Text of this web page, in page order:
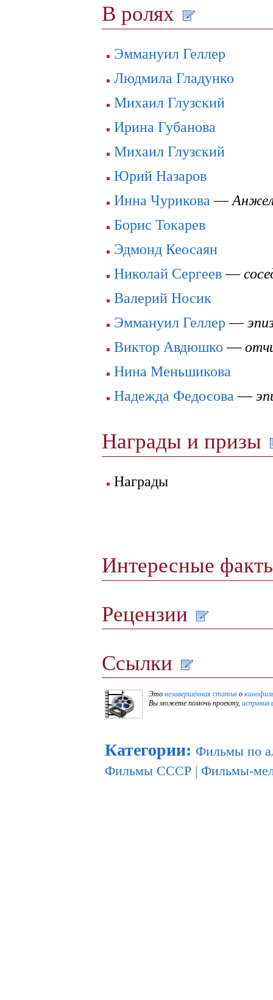
В ролях
Эммануил Геллер
Людмила Гладунко
Михаил Глузский
Ирина Губанова
Михаил Глузский
Юрий Назаров
Инна Чурикова —
Борис Токарев
Эдмонд Кеосаян
Николай Сергеев—
Валерий Носик
Эммануил Геллер —
Виктор Авдюшко —
Нина Меньшикова
Надежда Федосова —
Награды и призы
Награды
Интересные
Рецензии
Ссылки
Это незавершённая статья о
Вы можете помочь проекту, исправив
Категории: Фильмы по
Фильмы СССР | Фильмы-